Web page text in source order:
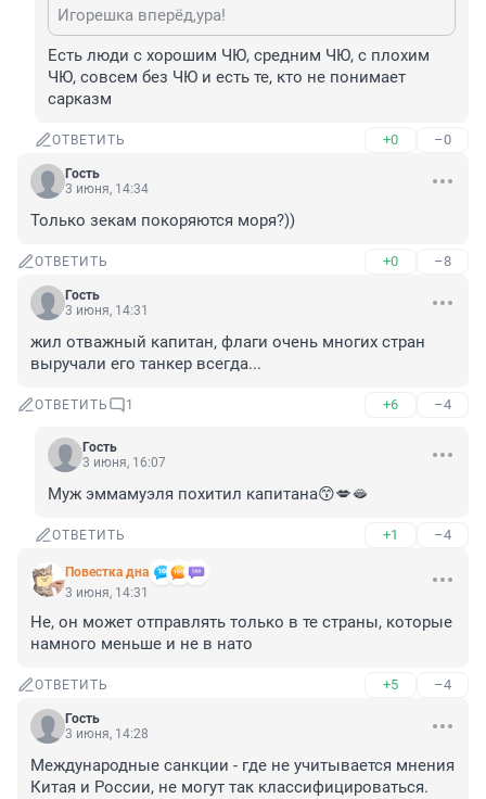
Игорешка вперёд,ура!
Есть люди с хорошим ЧЮ, средним ЧЮ, с плохим
ЧЮ, совсем без ЧЮ и есть те, кто не понимает
сарказм
ОТВЕТИТЬ +0 –0
Гость
3 июня, 14:34
Только зекам покоряются моря?))
ОТВЕТИТЬ +0 –8
Гость
3 июня, 14:31
жил отважный капитан, флаги очень многих стран
выручали его танкер всегда...
ОТВЕТИТЬ 1 +6 –4
Гость
3 июня, 16:07
Муж эммамуэля похитил капитана😙💋🫦
ОТВЕТИТЬ +1 –4
Повестка дна
3 июня, 14:31
Не, он может отправлять только в те страны, которые
намного меньше и не в нато
ОТВЕТИТЬ +5 –4
Гость
3 июня, 14:28
Международные санкции - где не учитывается мнения
Китая и России, не могут так классифицироваться.